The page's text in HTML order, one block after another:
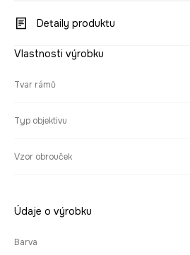
Detaily produktu
Vlastnosti výrobku
Tvar rámů
Typ objektivu
Vzor obrouček
Údaje o výrobku
Barva